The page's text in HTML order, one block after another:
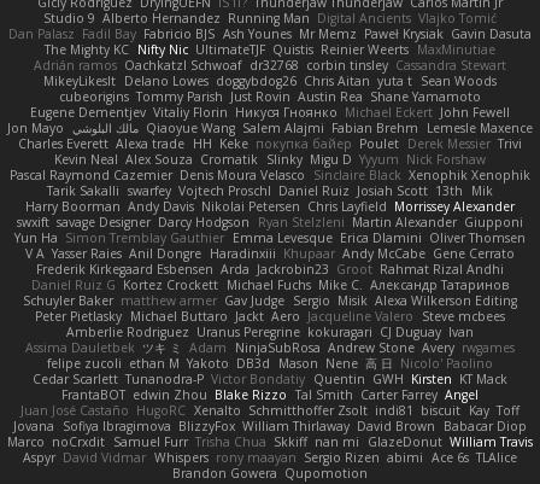
Studio 9 Alberto Hernandez Running Man Digital Ancients Vlajko Tomić
Dan Palasz Fadil Bay Fabricio BJS Ash Younes Mr Memz Paweł Krysiak Gavin Dasuta
The Mighty KC Nifty Nic UltimateTJF Quistis Reinier Weerts MaxMinutiae
Adrián ramos Oachkatzl Schwoaf dr32768 corbin tinsley Cassandra Stewart
MikeyLikesIt Delano Lowes doggybdog26 Chris Aitan yuta t Sean Woods
cubeorigins Tommy Parish Just Rovin Austin Rea Shane Yamamoto
Eugene Dementjev Vitaliy Florin Никуся Гноянко Michael Eckert John Fewell
Jon Mayo مالك البلوشي Qiaoyue Wang Salem Alajmi Fabian Brehm
Lemesle Maxence
Charles Everett Alexa trade HH Keke покупка байер Poulet Derek Messier Trivi
Kevin Neal Alex Souza Cromatik Slinky Migu D Yyyum Nick Forshaw
Pascal Raymond Cazemier Denis Moura Velasco Sinclaire Black Xenophik Xenophik
Tarik Sakalli swarfey Vojtech Proschl Daniel Ruiz Josiah Scott 13th
Mik
Harry Boorman Andy Davis Nikolai Petersen Chris Layfield Morrissey Alexander
swxift savage Designer Darcy Hodgson Ryan Stelzleni Martin Alexander Giupponi
Yun Ha Simon Tremblay Gauthier Emma Levesque Erica Dlamini Oliver Thomsen
V A Yasser Raies Anil Dongre Haradinxiii Khupaar Andy McCabe Gene Cerrato
Frederik Kirkegaard Esbensen Arda Jackrobin23 Groot Rahmat Rizal Andhi
Daniel Ruiz G Kortez Crockett Michael Fuchs Mike C. Александр Татаринов
Schuyler Baker matthew armer Gav Judge Sergio Misik Alexa Wilkerson Editing
Peter Pietlasky Michael Buttaro Jackt Aero Jacqueline Valero
Steve mcbees
Amberlie Rodriguez Uranus Peregrine kokuragari CJ Duguay Ivan
Assima Dauletbek ツキ ミ Adam NinjaSubRosa Andrew Stone Avery rwgames
felipe zucoli ethan M Yakoto DB3d Mason Nene 高 日 Nicolo' Paolino
Cedar Scarlett Tunanodra-P Victor Bondatiy Quentin GWH Kirsten KT Mack
FrantaBOT edwin Zhou Blake Rizzo Tal Smith Carter Farrey Angel
Juan José Castaño HugoRC Xenalto Schmitthoffer Zsolt indi81 biscuit Kay Toff
Jovana
Sofiya Ibragimova BlizzyFox William Thirlaway David Brown
Babacar Diop
Marco noCrxdit Samuel Furr Trisha Chua Skkiff nan mi GlazeDonut William Travis
Aspyr David Vidmar Whispers rony maayan Sergio Rizen abimi Ace 6s TLAlice
Brandon Gowera Qupomotion